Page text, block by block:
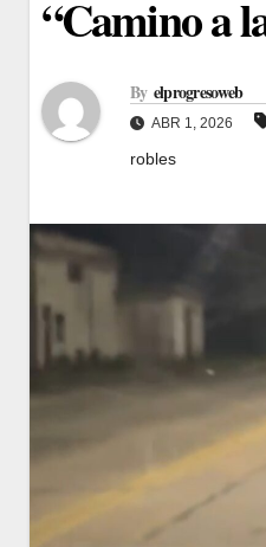
“Camino a
By elprogresoweb
ABR 1, 2026
robles